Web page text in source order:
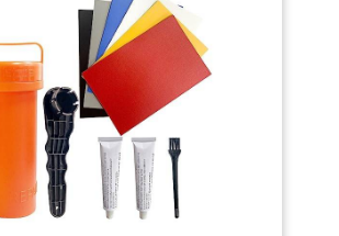
mouvements naturels de votre
planche, prévenant les ruptures
fragiles sous la pression et
l'impact des vagues KIT
COMPLET AVEC INSTRUCTIONS
- Contient tous les matériaux et
les indications claires
nécessaires pour effectuer les
réparations sur site, sans outils
supplémentaires ni adhésifs
additionnels PROLONGE LA
DURÉE DE VIE DE
L'ÉQUIPEMENT - Empêche les
petits dommages de se